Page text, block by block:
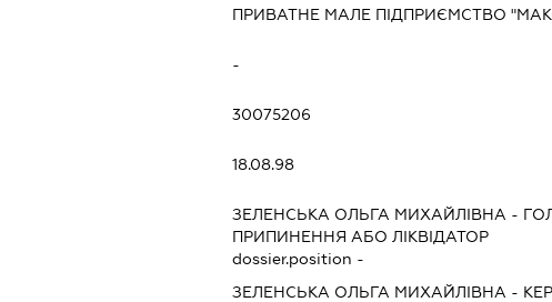
ПРИВАТНЕ МАЛЕ ПІДПРИЄМСТВО
-
30075206
18.08.98
ЗЕЛЕНСЬКА ОЛЬГА МИХАЙЛІВНА -
ПРИПИНЕННЯ АБО ЛІКВІДАТОР
dossier.position -
ЗЕЛЕНСЬКА ОЛЬГА МИХАЙЛІВНА -